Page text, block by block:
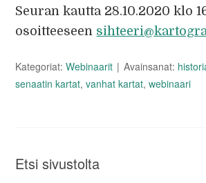
Seuran kautta 28.10.2020 klo
osoitteeseen
Kategoriat:Webinaarit Avainsanat:
senaatin kartat,vanhat kartat,webinaari
Etsi sivustolta